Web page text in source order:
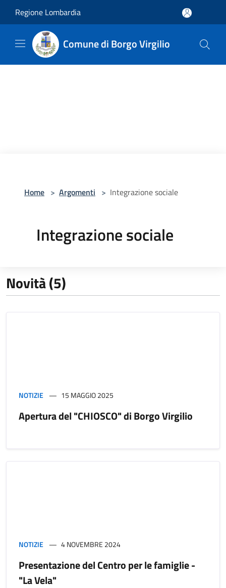
Regione Lombardia
Comune di Borgo Virgilio
Home > Argomenti > Integrazione sociale
Integrazione sociale
Novità (5)
NOTIZIE 15 MAGGIO 2025
Apertura del "CHIOSCO" di Borgo Virgilio
NOTIZIE 4 NOVEMBRE 2024
Presentazione del Centro per le famiglie -
"La Vela"